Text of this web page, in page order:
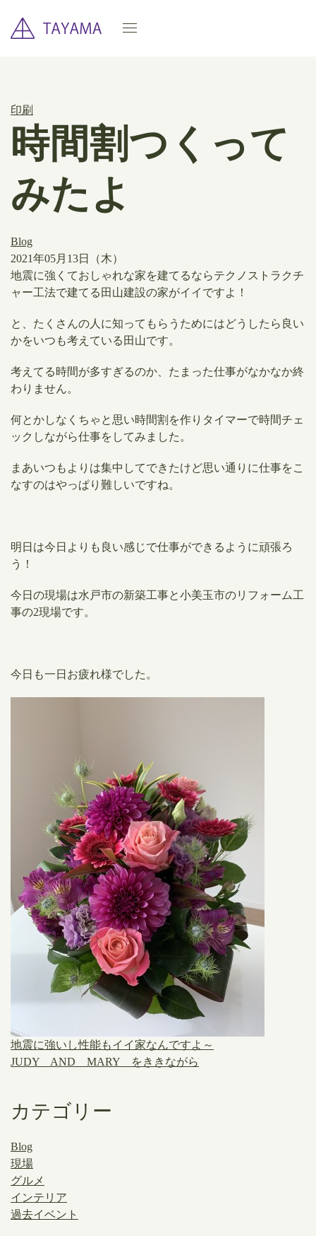
印刷
時間割つくって
みたよ
Blog
2021年05月13日（木）
地震に強くておしゃれな家を建てるならテクノストラクチ
ャー工法で建てる田山建設の家がイイですよ！
と、たくさんの人に知ってもらうためにはどうしたら良い
かをいつも考えている田山です。
考えてる時間が多すぎるのか、たまった仕事がなかなか終
わりません。
何とかしなくちゃと思い時間割を作りタイマーで時間チェ
ックしながら仕事をしてみました。
まあいつもよりは集中してできたけど思い通りに仕事をこ
なすのはやっぱり難しいですね。
明日は今日よりも良い感じで仕事ができるように頑張ろ
う！
今日の現場は水戸市の新築工事と小美玉市のリフォーム工
事の2現場です。
今日も一日お疲れ様でした。
地震に強いし性能もイイ家なんですよ～
JUDY AND MARY をききながら
カテゴリー
Blog
現場
グルメ
インテリア
過去イベント